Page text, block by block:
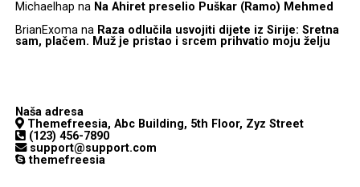
Michaelhap na Na Ahiret preselio Puškar (Ramo) Mehmed
BrianExomana Raza odlučila usvojiti dijete iz Sirije: Sretna
sam, plačem. Muž je pristao i srcem prihvatio moju želju
Naša adresa
Themefreesia, Abc Building, 5th Floor, Zyz Street
(123) 456-7890
support@support.com
themefreesia